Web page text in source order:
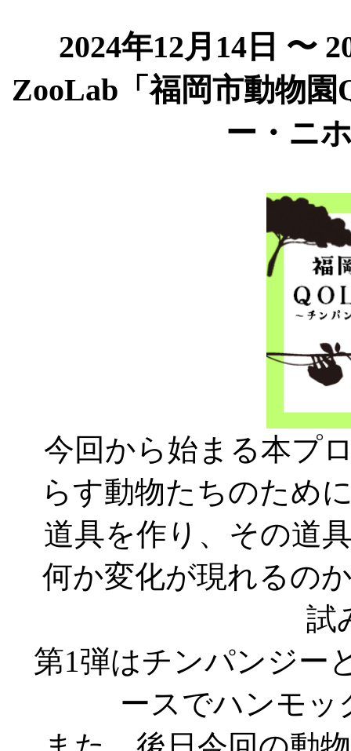
2024年12月14日 〜
ZooLab「福岡市動物
ー・ニ
今回から始まる本プ
らす動物たちのため
道具を作り、その道
何か変化が現れるの
試
第1弾はチンパンジー
ースでハンモッ